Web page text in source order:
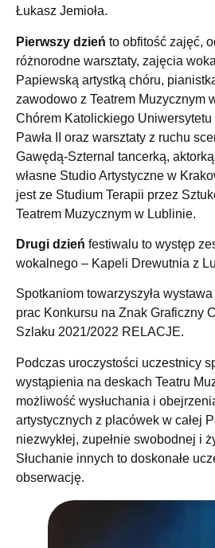
Łukasz Jemioła.
Pierwszy dzień to obfitość zajęć,
różnorodne warsztaty, zajęcia
Papiewską artystką chóru,
zawodowo z Teatrem Muzycznym
Chórem Katolickiego
Pawła II oraz warsztaty z ruchu
Gawędą-Szternal tancerką,
własne Studio Artystyczne w
jest ze Studium Terapii przez
Teatrem Muzycznym w Lublinie.
Drugi dzień festiwalu to występ
wokalnego – Kapeli Drewutnia z
Spotkaniom towarzyszyła
prac Konkursu na Znak Graficzny
Szlaku 2021/2022 RELACJE.
Podczas uroczystości uczestnicy
wystąpienia na deskach Teatru
możliwość wysłuchania i
artystycznych z placówek w całej
niezwykłej, zupełnie swobodnej i
Słuchanie innych to doskonałe
obserwację.